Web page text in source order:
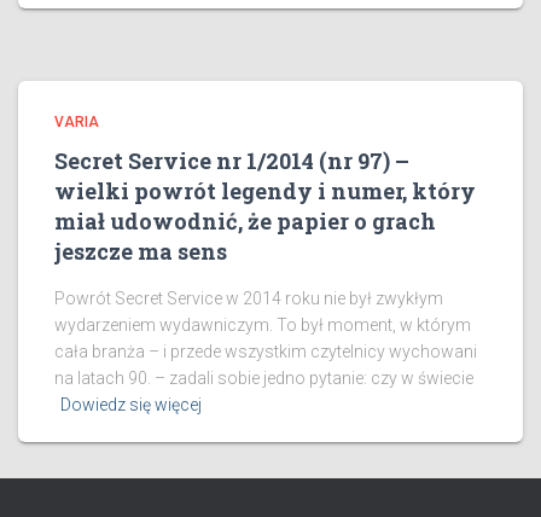
VARIA
Secret Service nr 1/2014 (nr 97) –
wielki powrót legendy i numer, który
miał udowodnić, że papier o grach
jeszcze ma sens
Powrót Secret Service w 2014 roku nie był zwykłym
wydarzeniem wydawniczym. To był moment, w którym
cała branża – i przede wszystkim czytelnicy wychowani
na latach 90. – zadali sobie jedno pytanie: czy w świecie
Dowiedz się więcej